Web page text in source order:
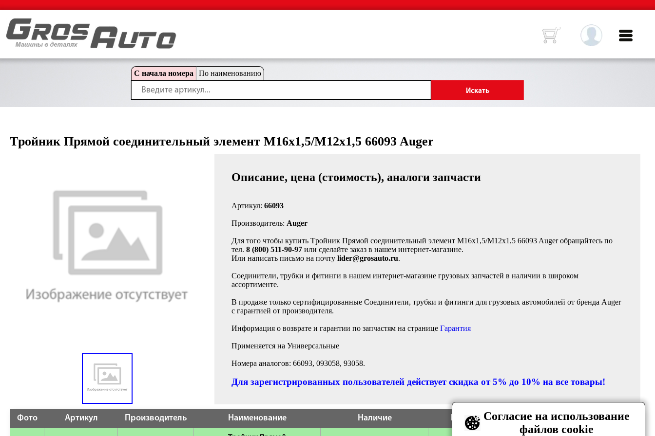
С начала номера По наименованию
Tройник Прямой соединительный элемент M16x1,5/M12x1,5 66093 Auger
Описание, цена (стоимость), аналоги запчасти
Артикул: 66093
Производитель: Auger
Для того чтобы купить Tройник Прямой соединительный элемент M16x1,5/M12x1,5 66093 Auger обращайтесь по
тел. 8 (800) 511-90-97 или сделайте заказ в нашем интернет-магазине.
Или написать письмо на почту lider@grosauto.ru.
Соединители, трубки и фитинги в нашем интернет-магазине грузовых запчастей в наличии в широком
ассортименте.
В продаже только сертифицированные Соединители, трубки и фитинги для грузовых автомобилей от бренда Auger
с гарантией от производителя.
Информация о возврате и гарантии по запчастям на странице Гарантия
Применяется на Универсальные
Номера аналогов: 66093, 093058, 93058.
Для зарегистрированных пользователей действует скидка от 5% до 10% на все товары!
Фото Артикул Производитель Наименование Наличие Цена Количество
Согласие на использование
файлов cookie